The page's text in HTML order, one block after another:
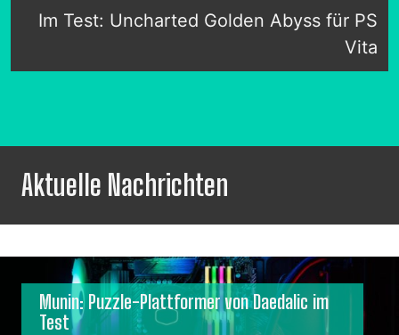
Im Test: Uncharted Golden Abyss für PS
Vita
Aktuelle Nachrichten
Munin: Puzzle-Plattformer von Daedalic im
Test